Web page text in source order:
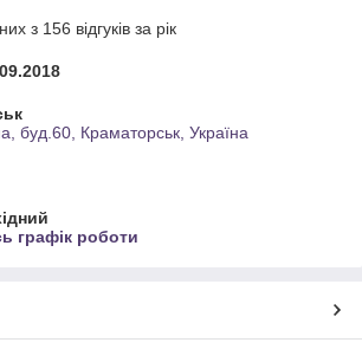
з 156 відгуків за рік
буд.60, Краматорськ, Україна
графік роботи